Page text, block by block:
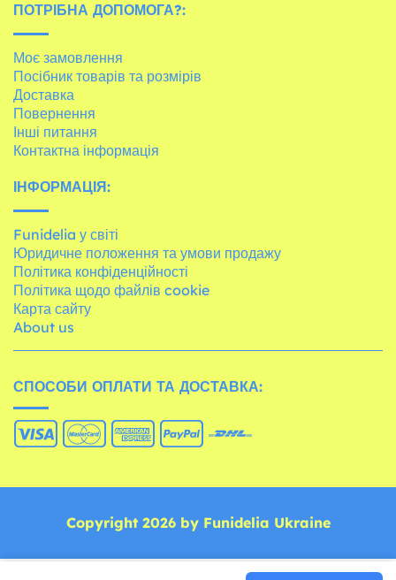
ПОТРІБНА ДОПОМОГА?:
Моє замовлення
Посібник товарів та розмірів
Доставка
Повернення
Інші питання
Контактна інформація
ІНФОРМАЦІЯ:
Funidelia у світі
Юридичне положення та умови продажу
Політика конфіденційності
Політика щодо файлів cookie
Карта сайту
About us
СПОСОБИ ОПЛАТИ ТА ДОСТАВКА:
Copyright 2026 by Funidelia Ukraine